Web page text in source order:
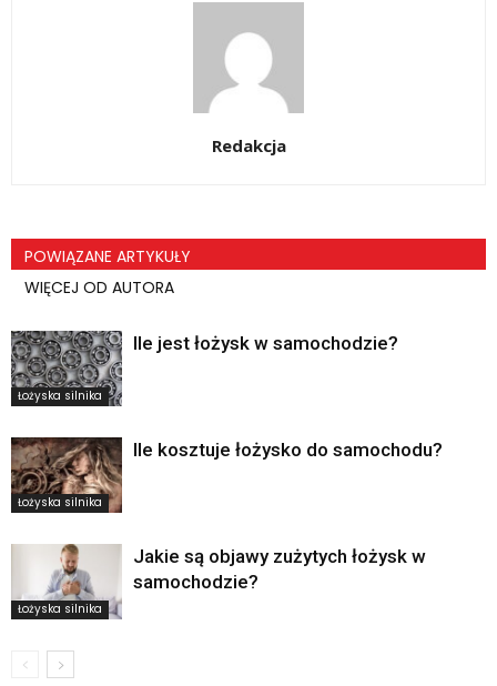
Redakcja
POWIĄZANE ARTYKUŁY
WIĘCEJ OD AUTORA
Łożyska silnika
Ile jest łożysk w samochodzie?
Łożyska silnika
Ile kosztuje łożysko do samochodu?
Łożyska silnika
Jakie są objawy zużytych łożysk w
samochodzie?